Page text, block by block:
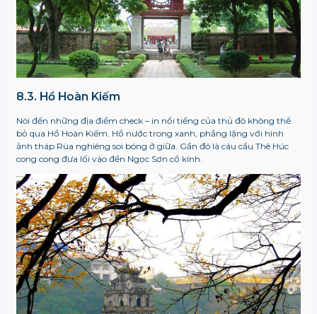
8.3. Hồ Hoàn Kiếm
Nói đến những địa điểm check – in nổi tiếng của thủ đô không thể
bỏ qua Hồ Hoàn Kiếm. Hồ nước trong xanh, phẳng lặng với hình
ảnh tháp Rùa nghiêng soi bóng ở giữa. Gần đó là câu cầu Thê Húc
cong cong đưa lối vào đền Ngọc Sơn cổ kính.